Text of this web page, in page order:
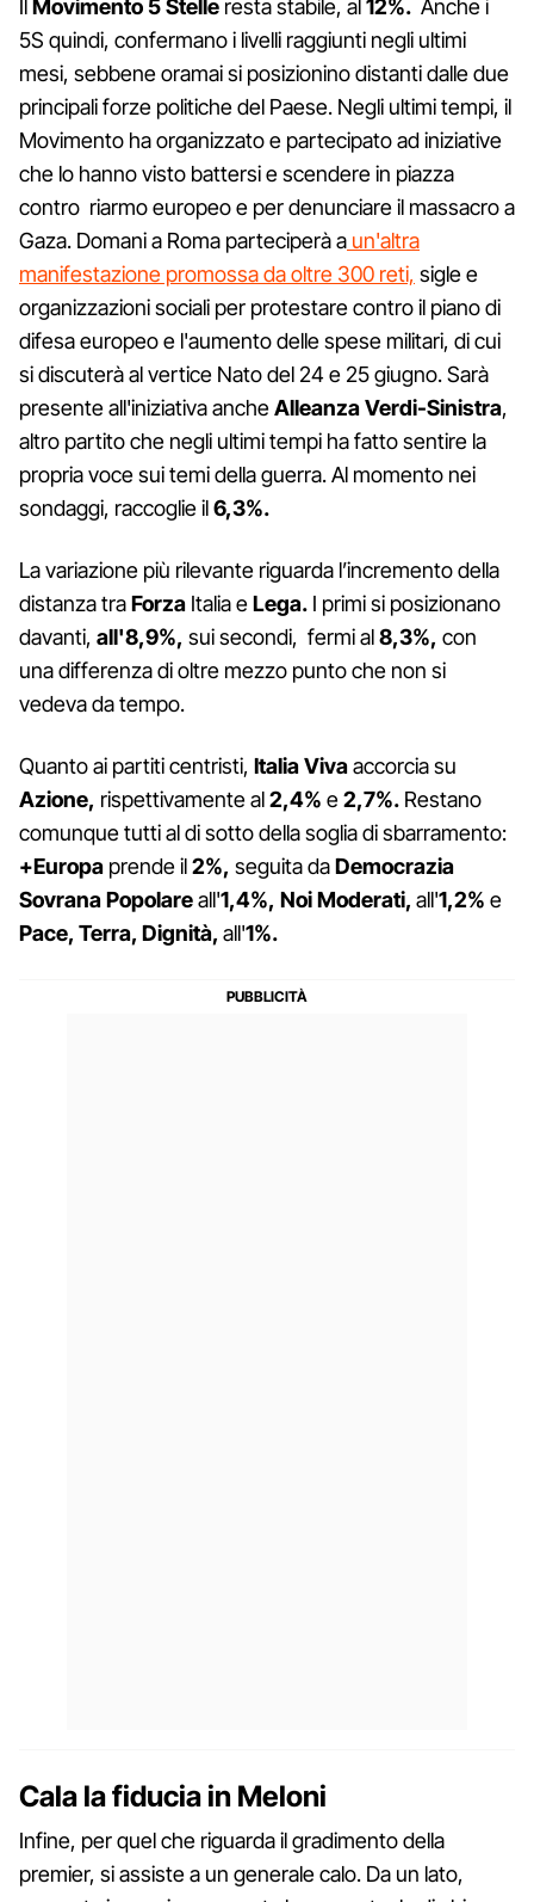
Movimento 5 Stelle resta stabile, al 12%. Anche i
5S quindi, confermano i livelli raggiunti negli ultimi
mesi, sebbene oramai si posizionino distanti dalle due
principali forze politiche del Paese. Negli ultimi tempi, il
Movimento ha organizzato e partecipato ad iniziative
che lo hanno visto battersi e scendere in piazza
contro riarmo europeo e per denunciare il massacro a
Gaza. Domani a Roma parteciperà a un'altra
manifestazione promossa da oltre 300 reti, sigle e
organizzazioni sociali per protestare contro il piano di
difesa europeo e l'aumento delle spese militari, di cui
si discuterà al vertice Nato del 24 e 25 giugno. Sarà
presente all'iniziativa ancheAlleanza Verdi-Sinistra,
altro partito che negli ultimi tempi ha fatto sentire la
propria voce sui temi della guerra. Al momento nei
sondaggi, raccoglie il6,3%.
La variazione più rilevante riguarda l’incremento della
distanza traForza Italia eLega. I primi si posizionano
davanti, all'8,9%, sui secondi, fermi al8,3%, con
una differenza di oltre mezzo punto che non si
vedeva da tempo.
Quanto ai partiti centristi, Italia Vivaaccorcia su
Azione, rispettivamente al2,4% e2,7%. Restano
comunque tutti al di sotto della soglia di sbarramento:
+Europa prende il2%, seguita daDemocrazia
Sovrana Popolareall'1,4%, Noi Moderati, all'1,2% e
Pace, Terra, Dignità, all'1%.
Cala la fiducia in Meloni
Infine, per quel che riguarda il gradimento della
premier, si assiste a un generale calo. Da un lato,